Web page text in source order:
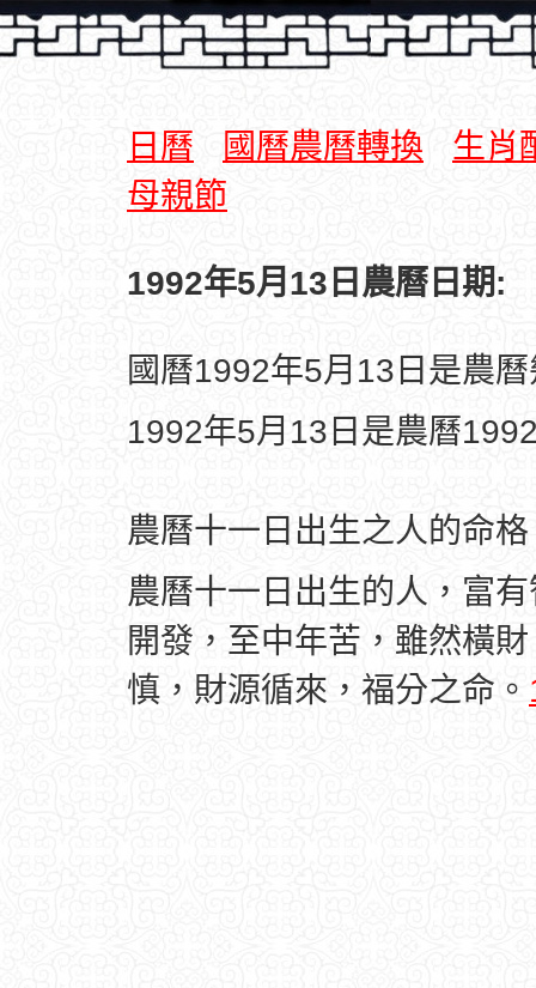
日曆 國曆農曆轉換
生肖
母親節
1992年5月13日農曆日期:
國曆1992年5月13日是農
1992年5月13日是農曆
農曆十一日出生之人的命
農曆十一日出生的人，富
開發，至中年苦，雖然橫
慎，財源循來，福分之命。